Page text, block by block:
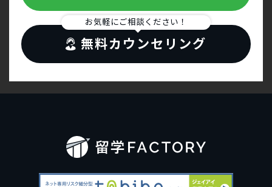
お気軽にご相談ください！
無料カウンセリング